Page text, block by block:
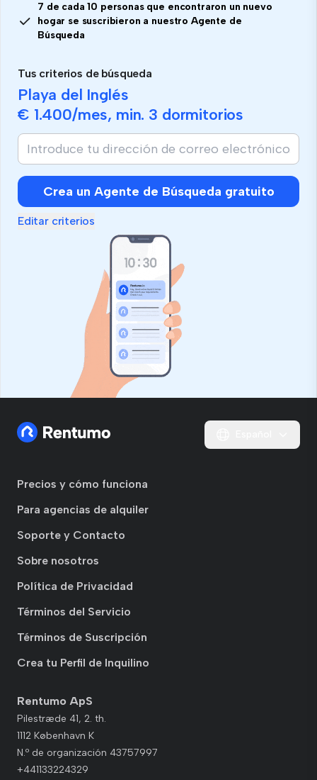
7 de cada 10 personas que encontraron un nuevo
hogar se suscribieron a nuestro Agente de
Búsqueda
Tus criterios de búsqueda
Playa del Inglés
€ 1.400/mes, min. 3 dormitorios
Crea un Agente de Búsqueda gratuito
Editar criterios
Precios y cómo funciona
Para agencias de alquiler
Soporte y Contacto
Sobre nosotros
Política de Privacidad
Términos del Servicio
Términos de Suscripción
Crea tu Perfil de Inquilino
Rentumo ApS
Pilestræde 41, 2. th.
1112 København K
N.º de organización 43757997
+441133224329